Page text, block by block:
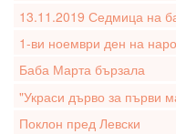
13.11.2019 Седмица на
1-ви ноември ден на
Баба Марта бързала
"Украси дърво за първи
Поклон пред Левски